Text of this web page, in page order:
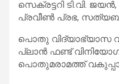
സെക്രട്ടറി ടി.വി.
പ്രവീണ്‍ പ്രഭ,
പൊതു വിദ്യാഭ്യാസ
പ്ലാന്‍ ഫണ്ട്
പൊതുമരാമത്ത് വകുപ്പാണ്